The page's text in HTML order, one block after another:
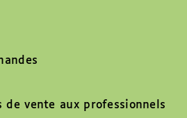
de vente aux professionnels